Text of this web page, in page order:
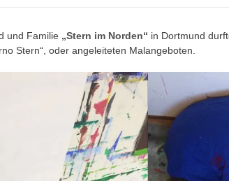
und Familie „Stern im Norden“ in Dortmund
Stern“, oder angeleiteten Malangeboten.